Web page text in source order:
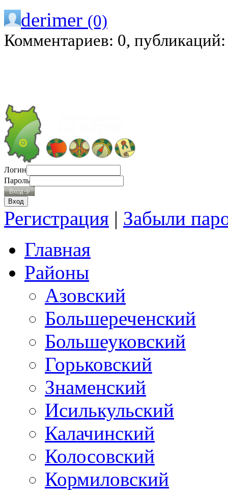
derimer (0)
Комментариев: 0,
Логин
Пароль
Регистрация | Забыли
Главная
Районы
Азовский
Большереченский
Большеуковский
Горьковский
Знаменский
Исилькульский
Калачинский
Колосовский
Кормиловский